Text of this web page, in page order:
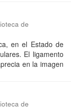
de
en el Estado de
El ligamento
en la imagen
de